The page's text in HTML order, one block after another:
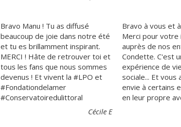
Bravo Manu ! Tu as diffusé
beaucoup de joie dans notre été
et tu es brillamment inspirant.
MERCI ! Hâte de retrouver toi et
tous les fans que nous sommes
devenus ! Et vivent la #LPO et
#Fondationdelamer
#Conservatoiredulittoral
Cécile E
Bravo à vous et
Merci pour votre
auprès de nos
Condette. C'est
expérience de
sociale... Et vous
envie à certains
en leur propre